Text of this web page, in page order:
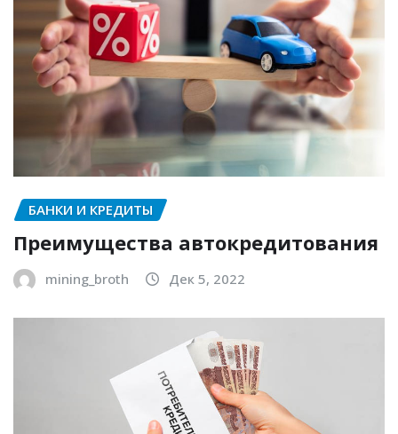
БАНКИ И КРЕДИТЫ
Преимущества автокредитования
mining_broth Дек 5, 2022